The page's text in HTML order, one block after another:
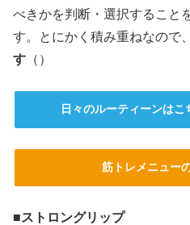
べきかを判断・選択すること
す。とにかく積み重ねなので
す （）
日々のルーティーンは
筋トレメニュー
■ストロングリップ